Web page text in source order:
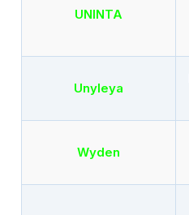
UNINTA
Unyleya
Wyden